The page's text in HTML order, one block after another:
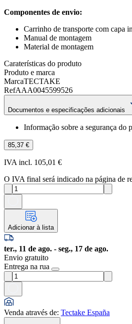
Componentes de envio:
Carrinho de transporte com capa
Manual de montagem
Material de montagem
Caraterísticas do produto
Produto e marca
MarcaTECTAKE
RefAAA0045599526
Documentos e especificações adicionais
Informação sobre a segurança do
85,37 €
IVA incl. 105,01 €
O IVA final será indicado na página de
Adicionar à lista
ter., 11 de ago. - seg., 17 de ago.
Envio gratuito
Entrega na rua
Venda através de: Tectake España